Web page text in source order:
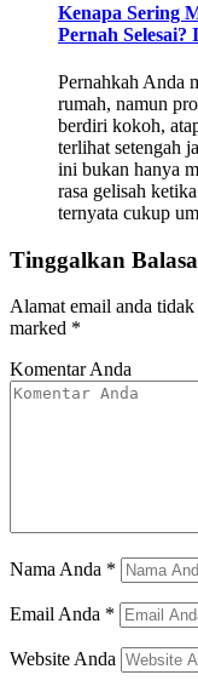
Kenapa Sering
Pernah
Pernahkah Anda
rumah, namun
berdiri kokoh,
terlihat setengah
ini bukan hanya
rasa gelisah
ternyata cukup
Tinggalkan
Alamat email anda
marked *
Komentar Anda
Nama Anda *
Email Anda *
Website Anda